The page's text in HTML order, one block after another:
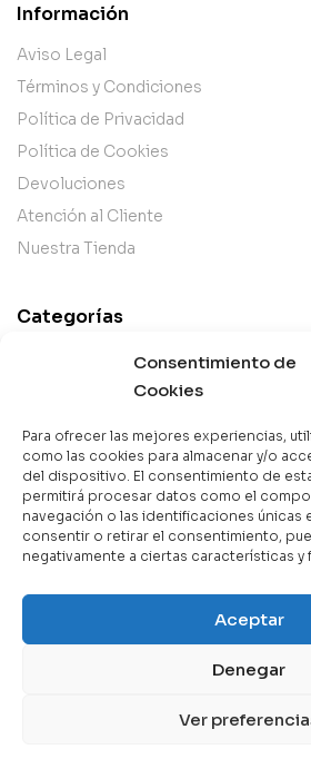
Consentimiento de
Cookies
Para ofrecer las mejores experiencias,
como las cookies para almacenar y/o
del dispositivo. El consentimiento de
permitirá procesar datos como el
navegación o las identificaciones únicas
consentir o retirar el consentimiento,
negativamente a ciertas características y
Aceptar
Denegar
Ver
Información
Aviso Legal
Términos y Condiciones
Política de Privacidad
Política de Cookies
Devoluciones
Atención al Cliente
Nuestra Tienda
Categorías
Mejor Valorados
Libros en Oferta
Novedades
Copyright © 2025 Books & Co. Todos